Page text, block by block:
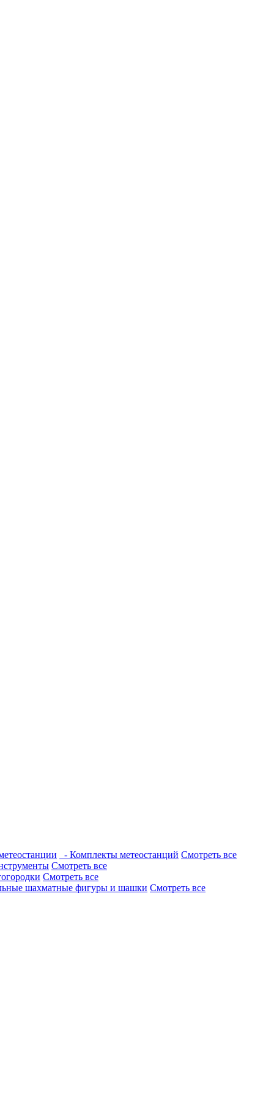
- Комплекты метеостанций Смотреть все
Смотреть все
Смотреть все
шахматные фигуры и шашки Смотреть все